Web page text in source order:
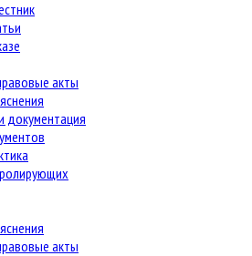
акты
документация
акты